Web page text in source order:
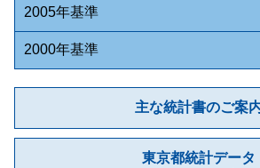
2005年基準
2000年基準
主な統計書のご案
東京都統計データ